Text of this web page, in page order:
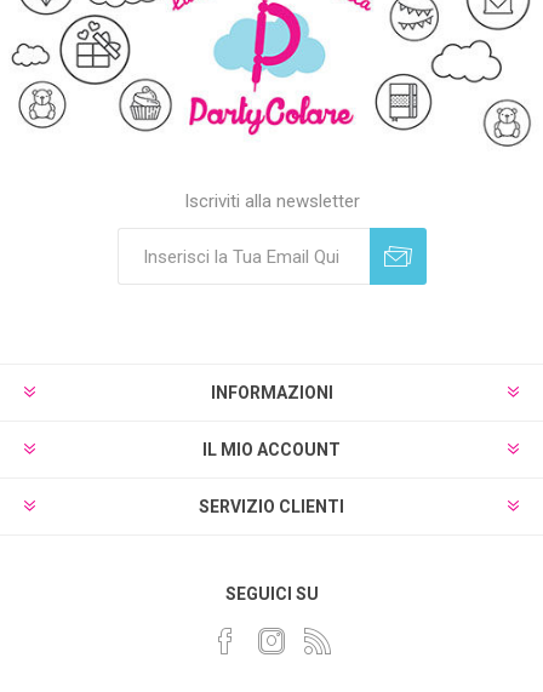
Iscriviti alla newsletter
INFORMAZIONI
IL MIO ACCOUNT
SERVIZIO CLIENTI
SEGUICI SU